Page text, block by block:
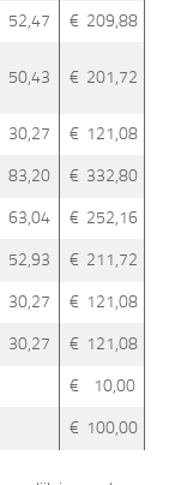
€ 209,88
€ 201,72
€ 121,08
€ 332,80
€ 252,16
€ 211,72
€ 121,08
€ 121,08
€ 10,00
€ 100,00